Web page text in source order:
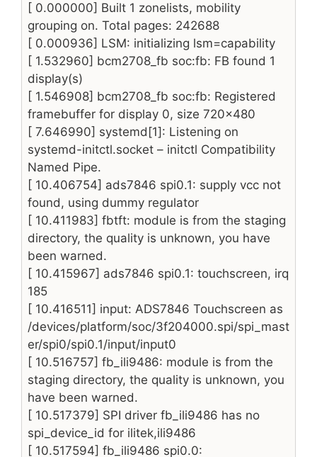
[ 0.000000] Built 1 zonelists, mobility
grouping on. Total pages: 242688
[ 0.000936] LSM: initializing lsm=capability
[ 1.532960] bcm2708_fb soc:fb: FB found 1
display(s)
[ 1.546908] bcm2708_fb soc:fb: Registered
framebuffer for display 0, size 720×480
[ 7.646990] systemd[1]: Listening on
systemd-initctl.socket – initctl Compatibility
Named Pipe.
[ 10.406754] ads7846 spi0.1: supply vcc not
found, using dummy regulator
[ 10.411983] fbtft: module is from the staging
directory, the quality is unknown, you have
been warned.
[ 10.415967] ads7846 spi0.1: touchscreen, irq
185
[ 10.416511] input: ADS7846 Touchscreen as
/devices/platform/soc/3f204000.spi/spi_mast
er/spi0/spi0.1/input/input0
[ 10.516757] fb_ili9486: module is from the
staging directory, the quality is unknown, you
have been warned.
[ 10.517379] SPI driver fb_ili9486 has no
spi_device_id for ilitek,ili9486
[ 10.517594] fb_ili9486 spi0.0: